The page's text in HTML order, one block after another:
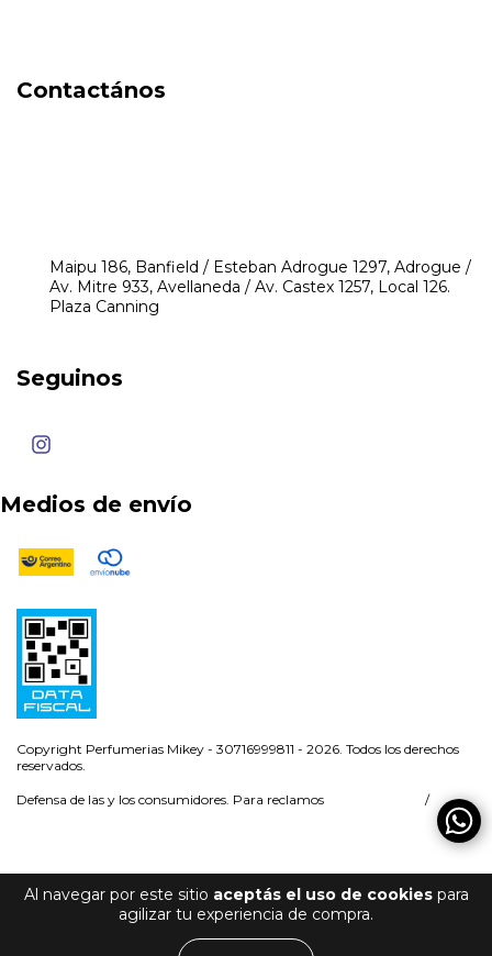
Al navegar por este sitio aceptás el uso de cookiespara
agilizar tu experiencia de compra.
Contactános
Maipu 186, Banfield / Esteban Adrogue 1297, Adrogue /
Av. Mitre 933, Avellaneda / Av. Castex 1257, Local 126.
Plaza Canning
Seguinos
Medios de envío
Copyright Perfumerias Mikey - 30716999811 - 2026. Todos los derechos
reservados.
Defensa de las y los consumidores. Para reclamos
/